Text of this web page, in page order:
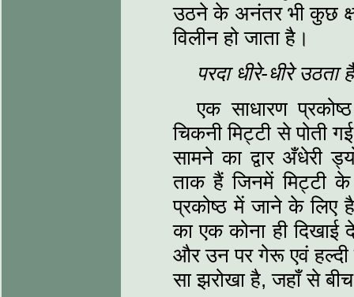
उठने के अनंतर भी कुछ
विलीन हो जाता है।
परदा धीरे-धीरे उठता
एक साधारण
चिकनी मिट्टी से पोती
सामने का द्वार अँधेरी
ताक हैं जिनमें मिट्टी
प्रकोष्ठ में जाने के लिए
का एक कोना ही दिखाई
और उन पर गेरू एवं
सा झरोखा है, जहाँ से